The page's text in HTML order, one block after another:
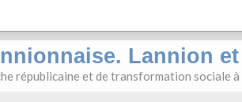
Lannion
républicaine et de transformation sociale à